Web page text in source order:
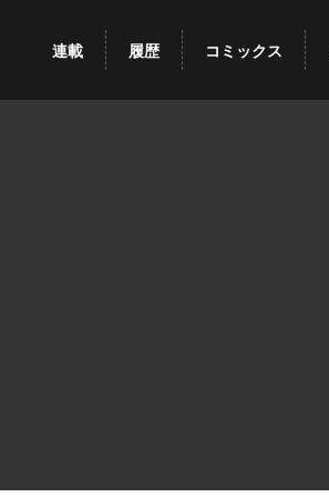
連載 履歴 コミックス